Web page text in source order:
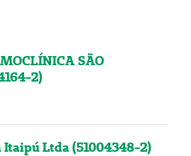
SÃO
2)
Ltda (51004348-2)